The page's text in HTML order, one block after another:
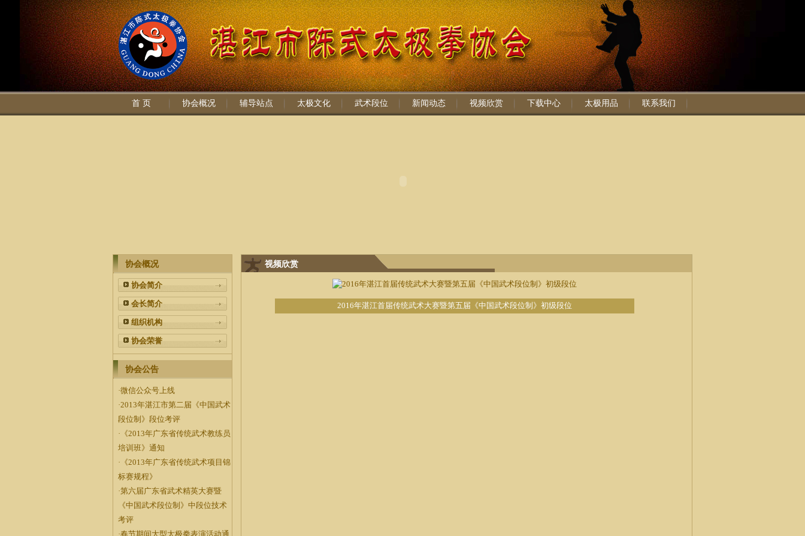
首 页 协会概况 辅导站点 太极文化 武术段位 新闻动态 视频欣赏 下载中心 太极用品 联系我们
协会概况
协会简介
会长简介
组织机构
协会荣誉
协会公告
·微信公众号上线
·2013年湛江市第二届《中国武术
段位制》段位考评
· 《2013年广东省传统武术教练员
培训班》通知
· 《2013年广东省传统武术项目锦
标赛规程》
·第六届广东省武术精英大赛暨
《中国武术段位制》中段位技术
考评
·春节期间大型太极拳表演活动通
视频欣赏
2016年湛江首届传统武术大赛暨第五届《中国武术段位制》初级段位